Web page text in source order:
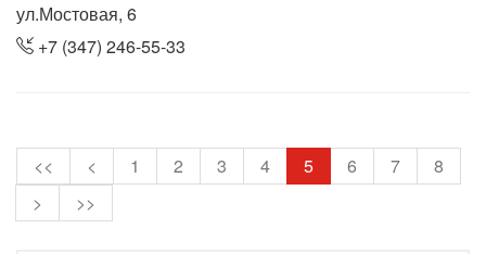
ул.Мостовая, 6
+7 (347) 246-55-33
<< < 1 2 3 4 5 6 7
8
>
>>